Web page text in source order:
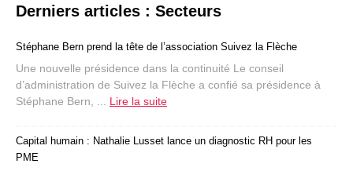
Derniers articles : Secteurs
Stéphane Bern prend la tête de l’association Suivez la Flèche
Une nouvelle présidence dans la continuité Le conseil
d’administration de Suivez la Flèche a confié sa présidence à
Stéphane Bern, ... Lire la suite
Capital humain : Nathalie Lusset lance un diagnostic RH pour les
PME